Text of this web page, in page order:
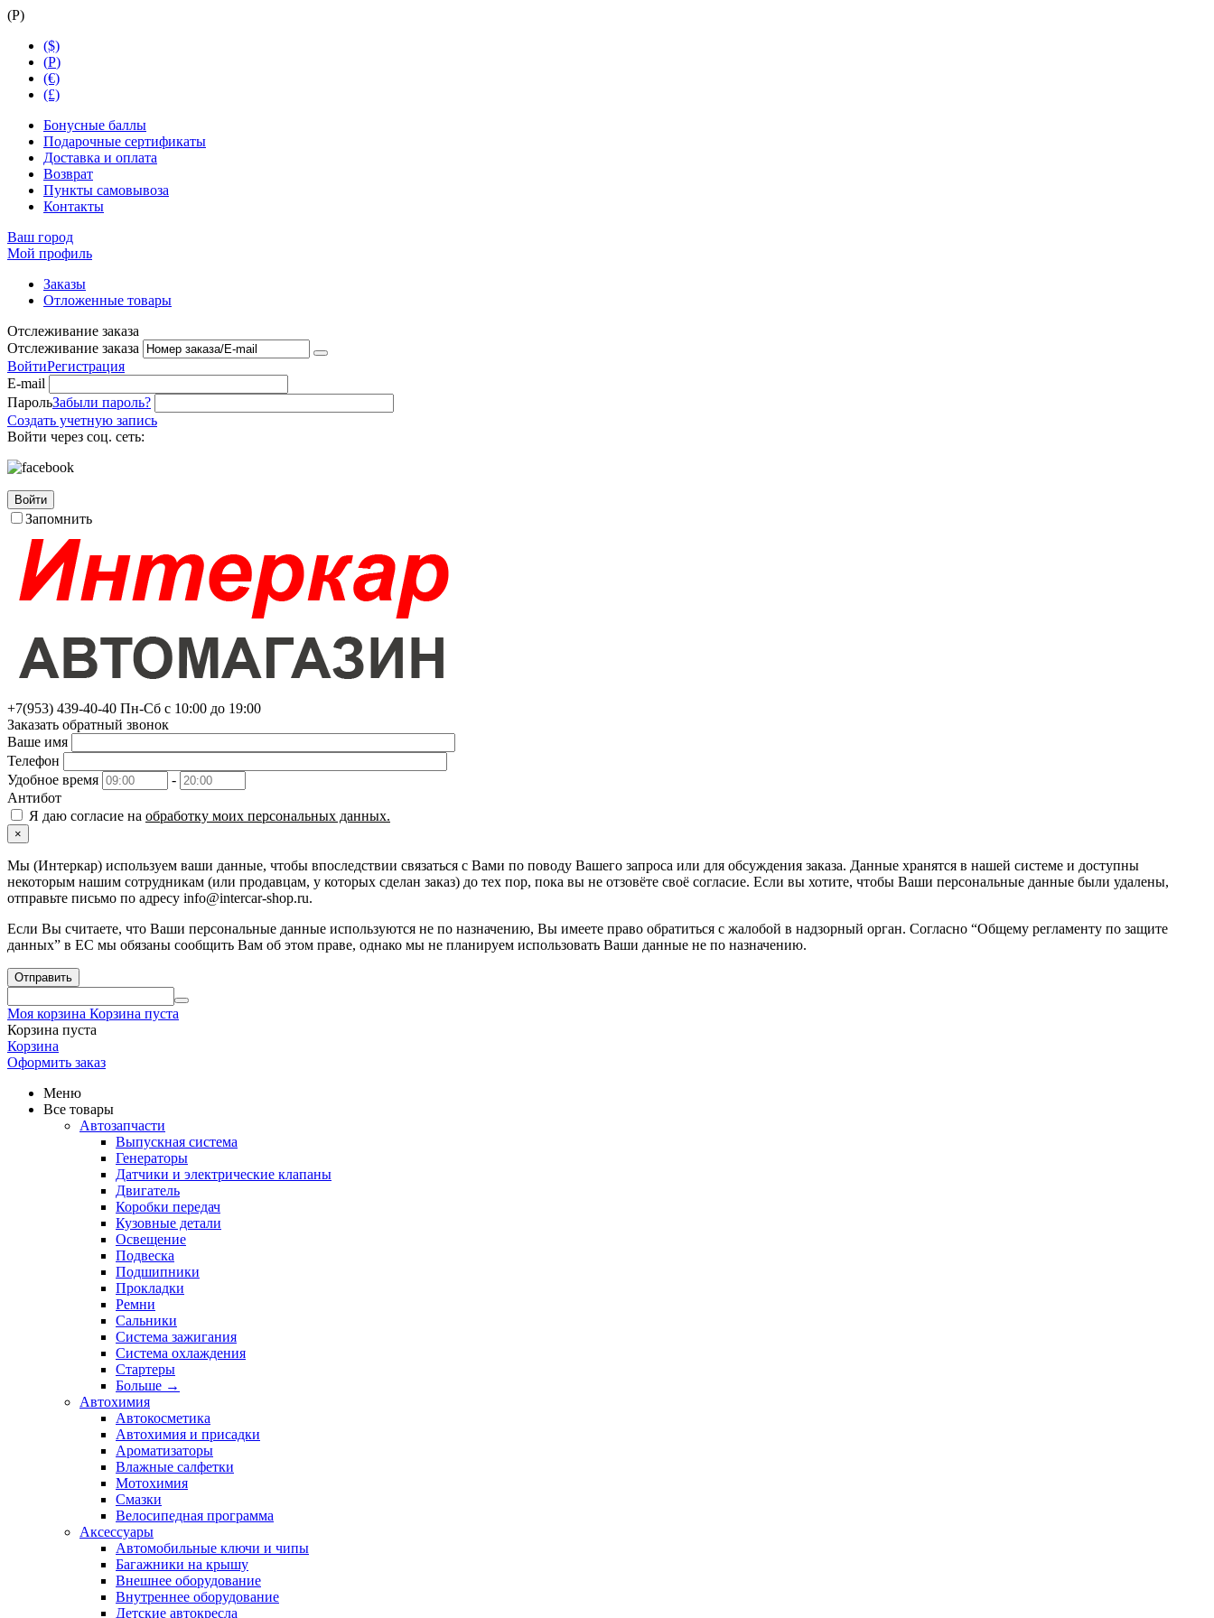
(Р)
($)
(Р)
(€)
(£)
Бонусные баллы
Подарочные сертификаты
Доставка и оплата
Возврат
Пункты самовывоза
Контакты
Ваш город
Мой профиль
Заказы
Отложенные товары
Отслеживание заказа
Отслеживание заказа
ВойтиРегистрация
E-mail
ПарольЗабыли пароль?
Создать учетную запись
Войти через соц. сеть:
Войти
Запомнить
+7(953) 439-40-40 Пн-Сб с 10:00 до 19:00
Заказать обратный звонок
Ваше имя
Телефон
Удобное время
-
Антибот
Я даю согласие на обработку моих персональных данных.
×
Мы (Интеркар) используем ваши данные, чтобы впоследствии связаться с Вами по поводу Вашего запроса или для обсуждения заказа. Данные хранятся в нашей системе и доступны
некоторым нашим сотрудникам (или продавцам, у которых сделан заказ) до тех пор, пока вы не отзовёте своё согласие. Если вы хотите, чтобы Ваши персональные данные были удалены,
отправьте письмо по адресу info@intercar-shop.ru.
Если Вы считаете, что Ваши персональные данные используются не по назначению, Вы имеете право обратиться с жалобой в надзорный орган. Согласно “Общему регламенту по защите
данных” в ЕС мы обязаны сообщить Вам об этом праве, однако мы не планируем использовать Ваши данные не по назначению.
Отправить
Моя корзина Корзина пуста
Корзина пуста
Корзина
Оформить заказ
Меню
Все товары
Автозапчасти
Выпускная система
Генераторы
Датчики и электрические клапаны
Двигатель
Коробки передач
Кузовные детали
Освещение
Подвеска
Подшипники
Прокладки
Ремни
Сальники
Система зажигания
Система охлаждения
Стартеры
Больше →
Автохимия
Автокосметика
Автохимия и присадки
Ароматизаторы
Влажные салфетки
Мотохимия
Смазки
Велосипедная программа
Аксессуары
Автомобильные ключи и чипы
Багажники на крышу
Внешнее оборудование
Внутреннее оборудование
Детские автокресла